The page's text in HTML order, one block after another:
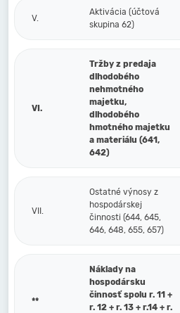
V.
Aktivácia (účtová
skupina 62)
VI.
Tržby z predaja
dlhodobého
nehmotného
majetku,
dlhodobého
hmotného majetku
a materiálu (641,
642)
VII.
Ostatné výnosy z
hospodárskej
činnosti (644, 645,
646, 648, 655, 657)
**
Náklady na
hospodársku
činnosť spolu r. 11 +
r. 12 + r. 13 + r.14 + r.